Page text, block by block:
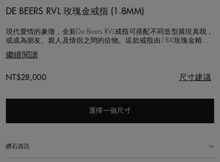
DE BEERS RVL 玫瑰金戒指 (1.8MM)
現代愛情的象徵，全新De Beers RVL戒指可搭配不同造型展現真我，
或成為朋友、親人及情侶之間的信物。這款戒指由18K玫瑰金精心
象徵意義和力量。寬度: (1.8MM)。
繼續閱讀
Original price
NT$28,000 尺寸建議
選擇一個尺寸
鑽石資訊